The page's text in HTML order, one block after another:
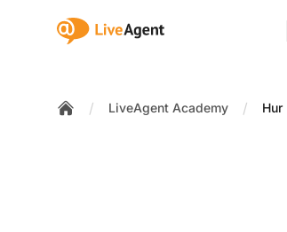
:site.title
/ LiveAgent Academy / Hur